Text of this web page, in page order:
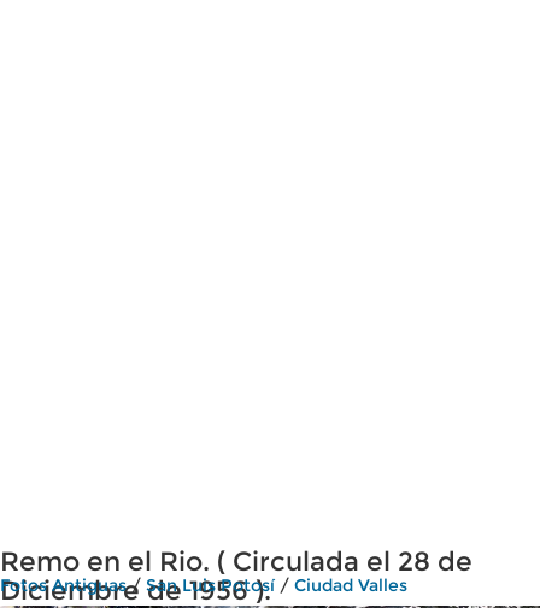
Remo en el Rio. ( Circulada el 28 de
Diciembre de 1956 ).
Fotos Antiguas/ San Luis Potosí / Ciudad Valles